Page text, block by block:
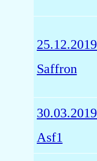
25.12.2019
Saffron
30.03.2019
Asf1